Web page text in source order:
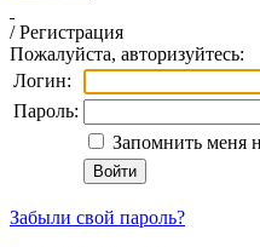
/Регистрация
Пожалуйста, авторизуйтесь:
Логин:
Пароль:
Запомнить меня
Забыли свой пароль?